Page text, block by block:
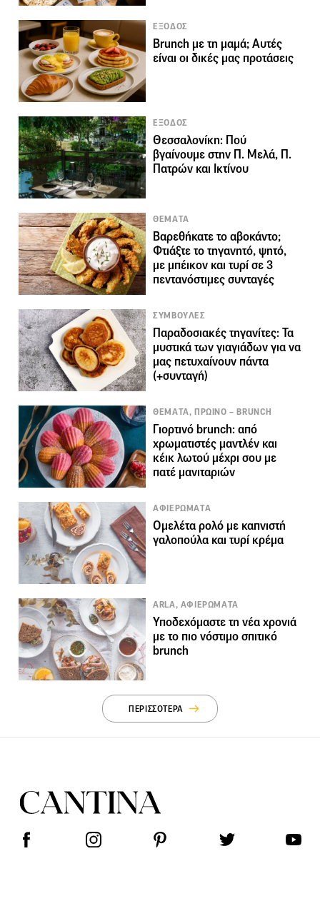
ΕΞΟΔΟΣ
Brunch με τη μαμά; Αυτές
είναι οι δικές μας προτάσεις
ΕΞΟΔΟΣ
Θεσσαλονίκη: Πού
βγαίνουμε στην Π. Μελά, Π.
Πατρών και Ικτίνου
ΘΕΜΑΤΑ
Βαρεθήκατε το αβοκάντο;
Φτιάξτε το τηγανητό, ψητό,
με μπέικον και τυρί σε 3
πεντανόστιμες συνταγές
ΣΥΜΒΟΥΛΕΣ
Παραδοσιακές τηγανίτες: Τα
μυστικά των γιαγιάδων για να
μας πετυχαίνουν πάντα
(+συνταγή)
ΘΕΜΑΤΑ, ΠΡΩΙΝΟ – BRUNCH
Γιορτινό brunch: από
χρωματιστές μαντλέν και
κέικ λωτού μέχρι σου με
πατέ μανιταριών
ΑΦΙΕΡΩΜΑΤΑ
Ομελέτα ρολό με καπνιστή
γαλοπούλα και τυρί κρέμα
ARLA, ΑΦΙΕΡΩΜΑΤΑ
Υποδεχόμαστε τη νέα χρονιά
με το πιο νόστιμο σπιτικό
brunch
ΠΕΡΙΣΣΟΤΕΡΑ